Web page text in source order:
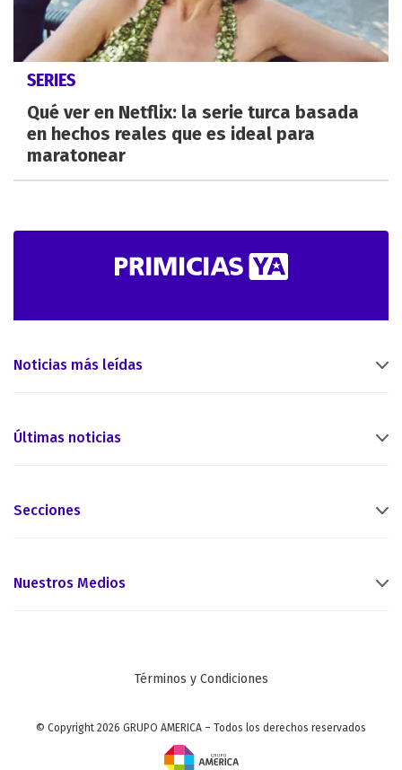
SERIES
Qué ver en Netflix: la serie turca basada
en hechos reales que es ideal para
maratonear
Noticias más leídas
Últimas noticias
Secciones
Nuestros Medios
Términos y Condiciones
© Copyright 2026 GRUPO AMERICA – Todos los derechos reservados